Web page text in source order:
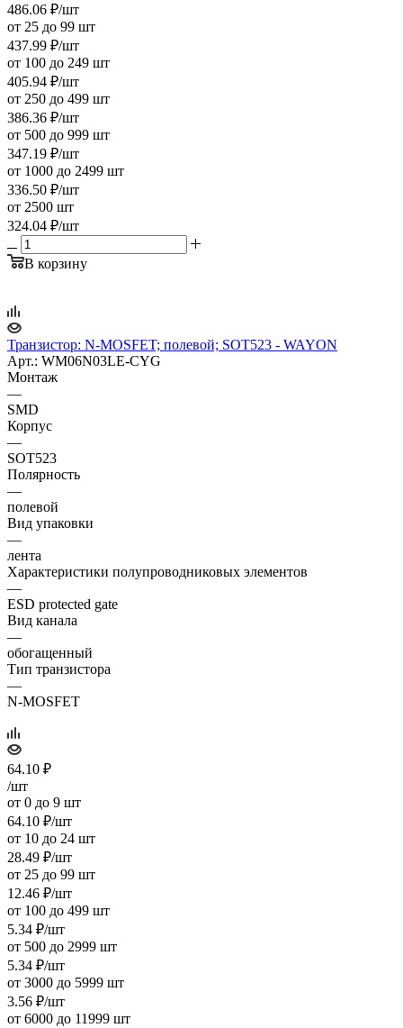
486.06 ₽/шт
от 25 до 99 шт
437.99 ₽/шт
от 100 до 249 шт
405.94 ₽/шт
от 250 до 499 шт
386.36 ₽/шт
от 500 до 999 шт
347.19 ₽/шт
от 1000 до 2499 шт
336.50 ₽/шт
от 2500 шт
324.04 ₽/шт
В корзину
Транзистор: N-MOSFET; полевой; SOT523 - WAYON
Арт.: WM06N03LE-CYG
Монтаж
—
SMD
Корпус
—
SOT523
Полярность
—
полевой
Вид упаковки
—
лента
Характеристики полупроводниковых элементов
—
ESD protected gate
Вид канала
—
обогащенный
Тип транзистора
—
N-MOSFET
64.10 ₽
/шт
от 0 до 9 шт
64.10 ₽/шт
от 10 до 24 шт
28.49 ₽/шт
от 25 до 99 шт
12.46 ₽/шт
от 100 до 499 шт
5.34 ₽/шт
от 500 до 2999 шт
5.34 ₽/шт
от 3000 до 5999 шт
3.56 ₽/шт
от 6000 до 11999 шт